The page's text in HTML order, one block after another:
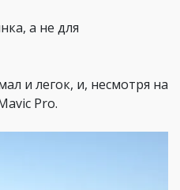
а не для
и легок, и, несмотря на
Pro.